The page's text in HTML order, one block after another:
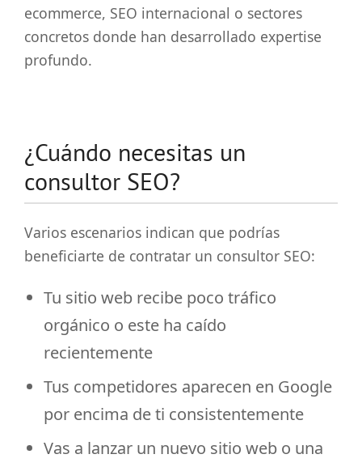
ecommerce, SEO internacional o sectores
concretos donde han desarrollado expertise
profundo.
¿Cuándo necesitas un
consultor SEO?
Varios escenarios indican que podrías
beneficiarte de contratar un consultor SEO:
Tu sitio web recibe poco tráfico
orgánico o este ha caído
recientemente
Tus competidores aparecen en Google
por encima de ti consistentemente
Vas a lanzar un nuevo sitio web o una